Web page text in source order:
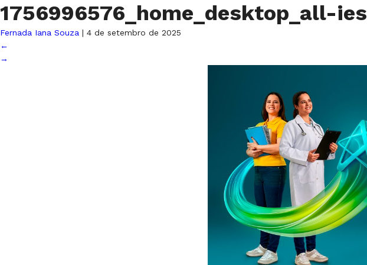
1756996576_home_desktop_all-ies
Fernada Iana Souza | 4 de setembro de 2025
←
→